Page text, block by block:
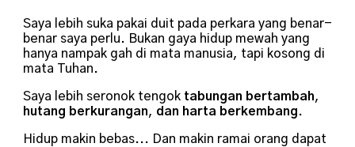
Saya lebih suka pakai duit pada perkara yang benar-
benar saya perlu. Bukan gaya hidup mewah yang
hanya nampak gah di mata manusia, tapi kosong di
mata Tuhan.
Saya lebih seronok tengok tabungan bertambah,
hutang berkurangan, dan harta berkembang.
Hidup makin bebas... Dan makin ramai orang dapat